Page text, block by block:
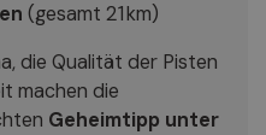
(gesamt 21 km)
die Qualität der Pisten
machen die
Geheimtipp unter